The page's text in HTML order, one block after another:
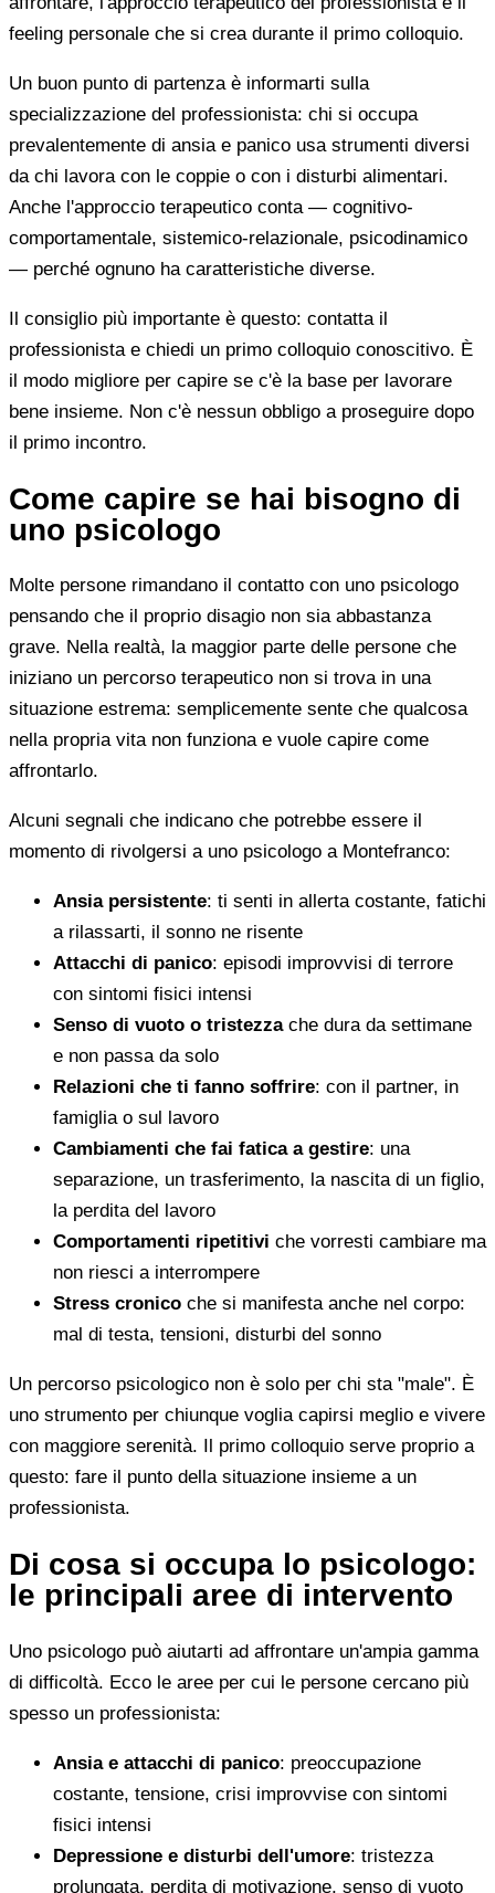
feeling personale che si crea durante il primo colloquio.
Un buon punto di partenza è informarti sulla
specializzazione del professionista: chi si occupa
prevalentemente di ansia e panico usa strumenti diversi
da chi lavora con le coppie o con i disturbi alimentari.
Anche l'approccio terapeutico conta — cognitivo-
comportamentale, sistemico-relazionale, psicodinamico
— perché ognuno ha caratteristiche diverse.
Il consiglio più importante è questo: contatta il
professionista e chiedi un primo colloquio conoscitivo. È
il modo migliore per capire se c'è la base per lavorare
bene insieme. Non c'è nessun obbligo a proseguire dopo
il primo incontro.
Come capire se hai bisogno di
uno psicologo
Molte persone rimandano il contatto con uno psicologo
pensando che il proprio disagio non sia abbastanza
grave. Nella realtà, la maggior parte delle persone che
iniziano un percorso terapeutico non si trova in una
situazione estrema: semplicemente sente che qualcosa
nella propria vita non funziona e vuole capire come
affrontarlo.
Alcuni segnali che indicano che potrebbe essere il
momento di rivolgersi a uno psicologo a Montefranco:
Ansia persistente: ti senti in allerta costante, fatichi
a rilassarti, il sonno ne risente
Attacchi di panico: episodi improvvisi di terrore
con sintomi fisici intensi
Senso di vuoto o tristezzache dura da settimane
e non passa da solo
Relazioni che ti fanno soffrire: con il partner, in
famiglia o sul lavoro
Cambiamenti che fai fatica a gestire: una
separazione, un trasferimento, la nascita di un figlio,
la perdita del lavoro
Comportamenti ripetitivi che vorresti cambiare ma
non riesci a interrompere
Stress cronico che si manifesta anche nel corpo:
mal di testa, tensioni, disturbi del sonno
Un percorso psicologico non è solo per chi sta "male". È
uno strumento per chiunque voglia capirsi meglio e vivere
con maggiore serenità. Il primo colloquio serve proprio a
questo: fare il punto della situazione insieme a un
professionista.
Di cosa si occupa lo psicologo:
le principali aree di intervento
Uno psicologo può aiutarti ad affrontare un'ampia gamma
di difficoltà. Ecco le aree per cui le persone cercano più
spesso un professionista:
Ansia e attacchi di panico: preoccupazione
costante, tensione, crisi improvvise con sintomi
fisici intensi
Depressione e disturbi dell'umore: tristezza
prolungata, perdita di motivazione, senso di vuoto